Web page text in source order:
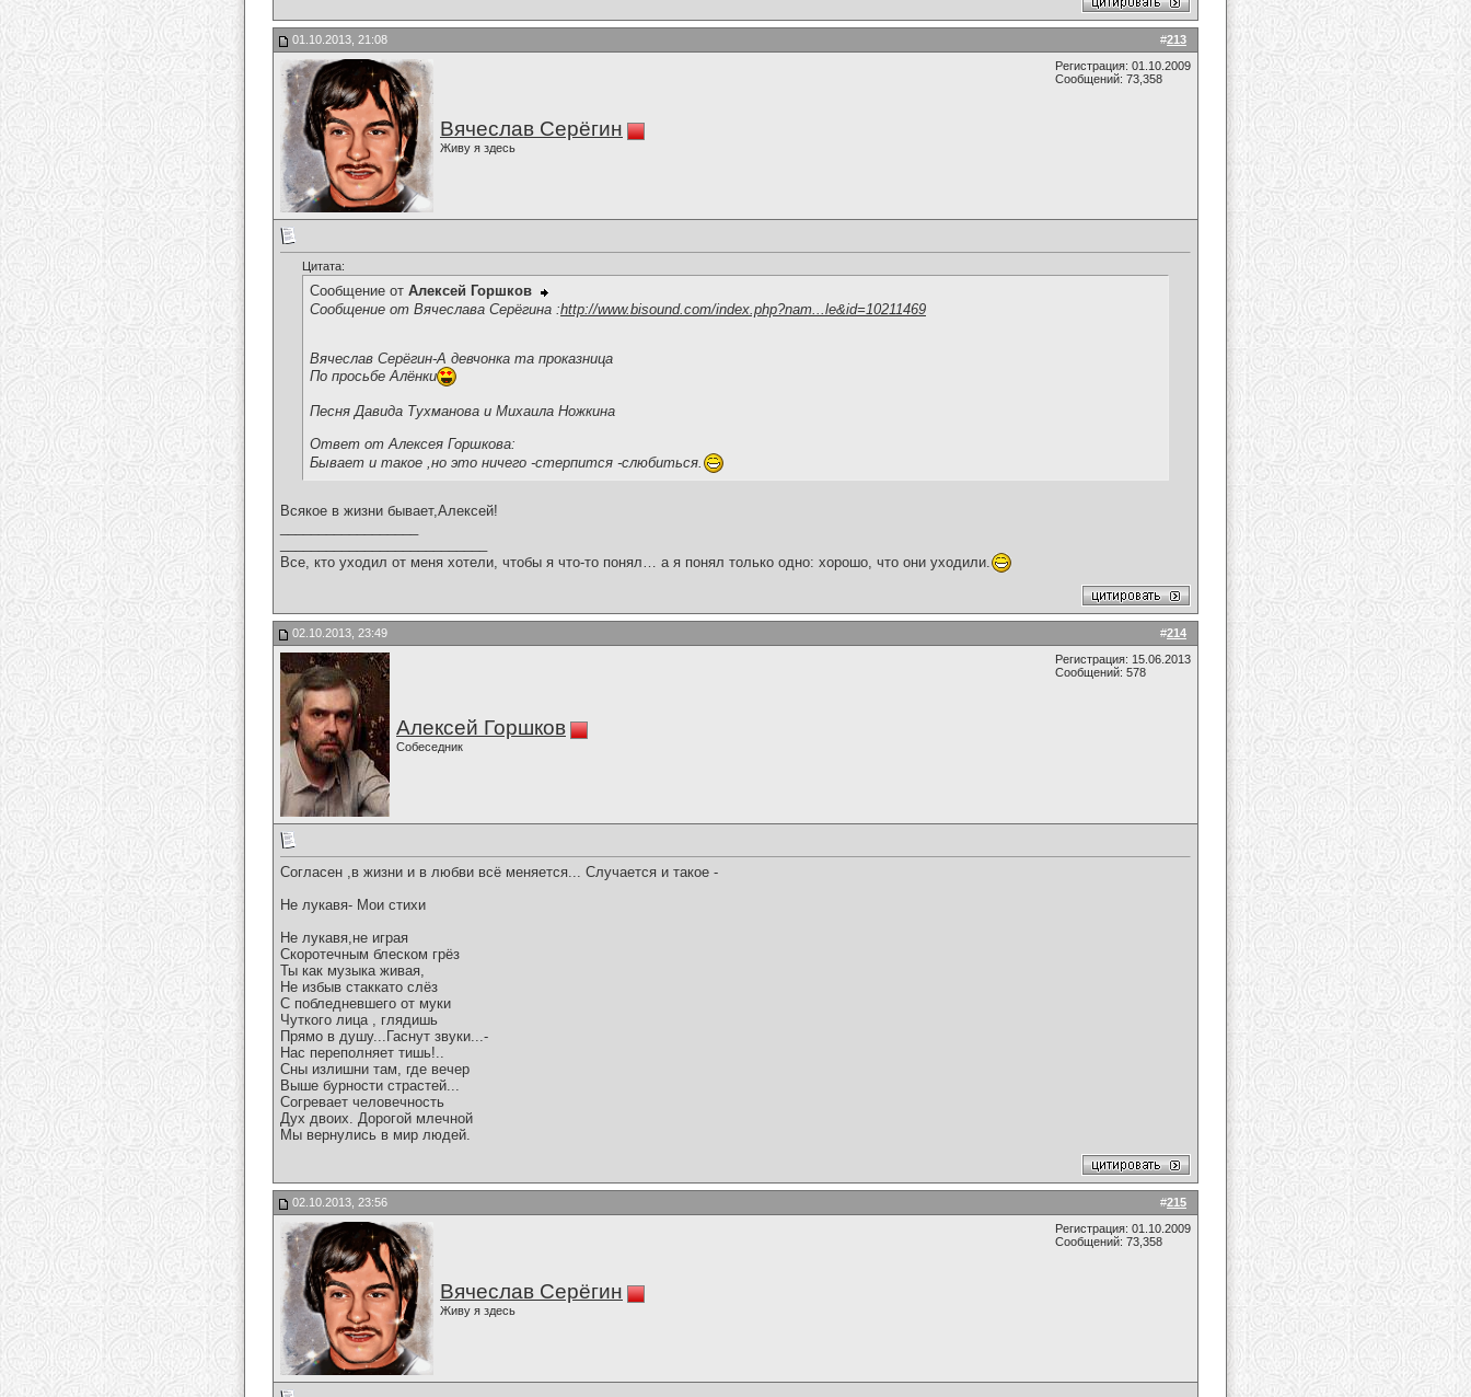
#213
01.10.2013, 21:08
Вячеслав Серёгин
Живу я здесь
Регистрация: 01.10.2009
Сообщений: 73,358
Цитата:
Сообщение от Алексей Горшков
Сообщение от Вячеслава Серёгина :http://www.bisound.com/index.php?nam...le&id=10211469
Вячеслав Серёгин-А девчонка та проказница
По просьбе Алёнки
Песня Давида Тухманова и Михаила Ножкина
Ответ от Алексея Горшкова:
Бывает и такое ,но это ничего -стерпится -слюбиться.
Всякое в жизни бывает,Алексей!
Все, кто уходил от меня хотели, чтобы я что-то понял… а я понял только одно: хорошо, что они уходили.
#214
02.10.2013, 23:49
Алексей Горшков
Собеседник
Регистрация: 15.06.2013
Сообщений: 578
Согласен ,в жизни и в любви всё меняется... Случается и такое -
Не лукавя- Мои стихи
Не лукавя,не играя
Скоротечным блеском грёз
Ты как музыка живая,
Не избыв стаккато слёз
С побледневшего от муки
Чуткого лица , глядишь
Прямо в душу...Гаснут звуки...-
Нас переполняет тишь!..
Сны излишни там, где вечер
Выше бурности страстей...
Согревает человечность
Дух двоих. Дорогой млечной
Мы вернулись в мир людей.
#215
02.10.2013, 23:56
Вячеслав Серёгин
Живу я здесь
Регистрация: 01.10.2009
Сообщений: 73,358